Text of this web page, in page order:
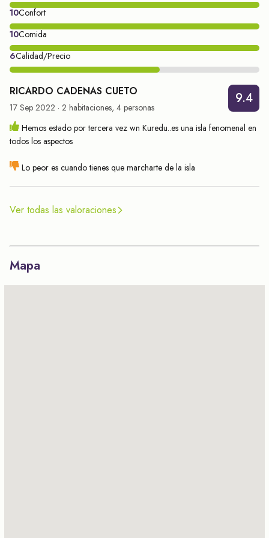
acuático, moto acuática, submarinismo, vela, tenis o ir al
gimnasio. Hay 3 restaurantes principales y 3 restaurantes a la
carta.
10Confort
10Comida
6Calidad/Precio
RICARDO CADENAS CUETO
17 Sep 2022 · 2 habitaciones, 4 personas
9.4
Hemos estado por tercera vez wn Kuredu..es una isla fenomenal en
todos los aspectos
Lo peor es cuando tienes que marcharte de la isla
Ver todas las valoraciones
Mapa